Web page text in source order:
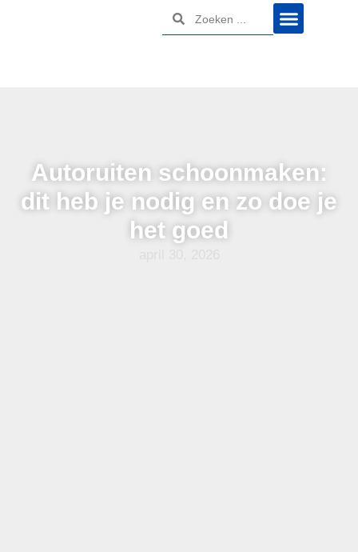
Autoruiten schoonmaken:
dit heb je nodig en zo doe je
het goed